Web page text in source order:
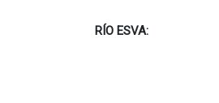
RÍO
TOTAL